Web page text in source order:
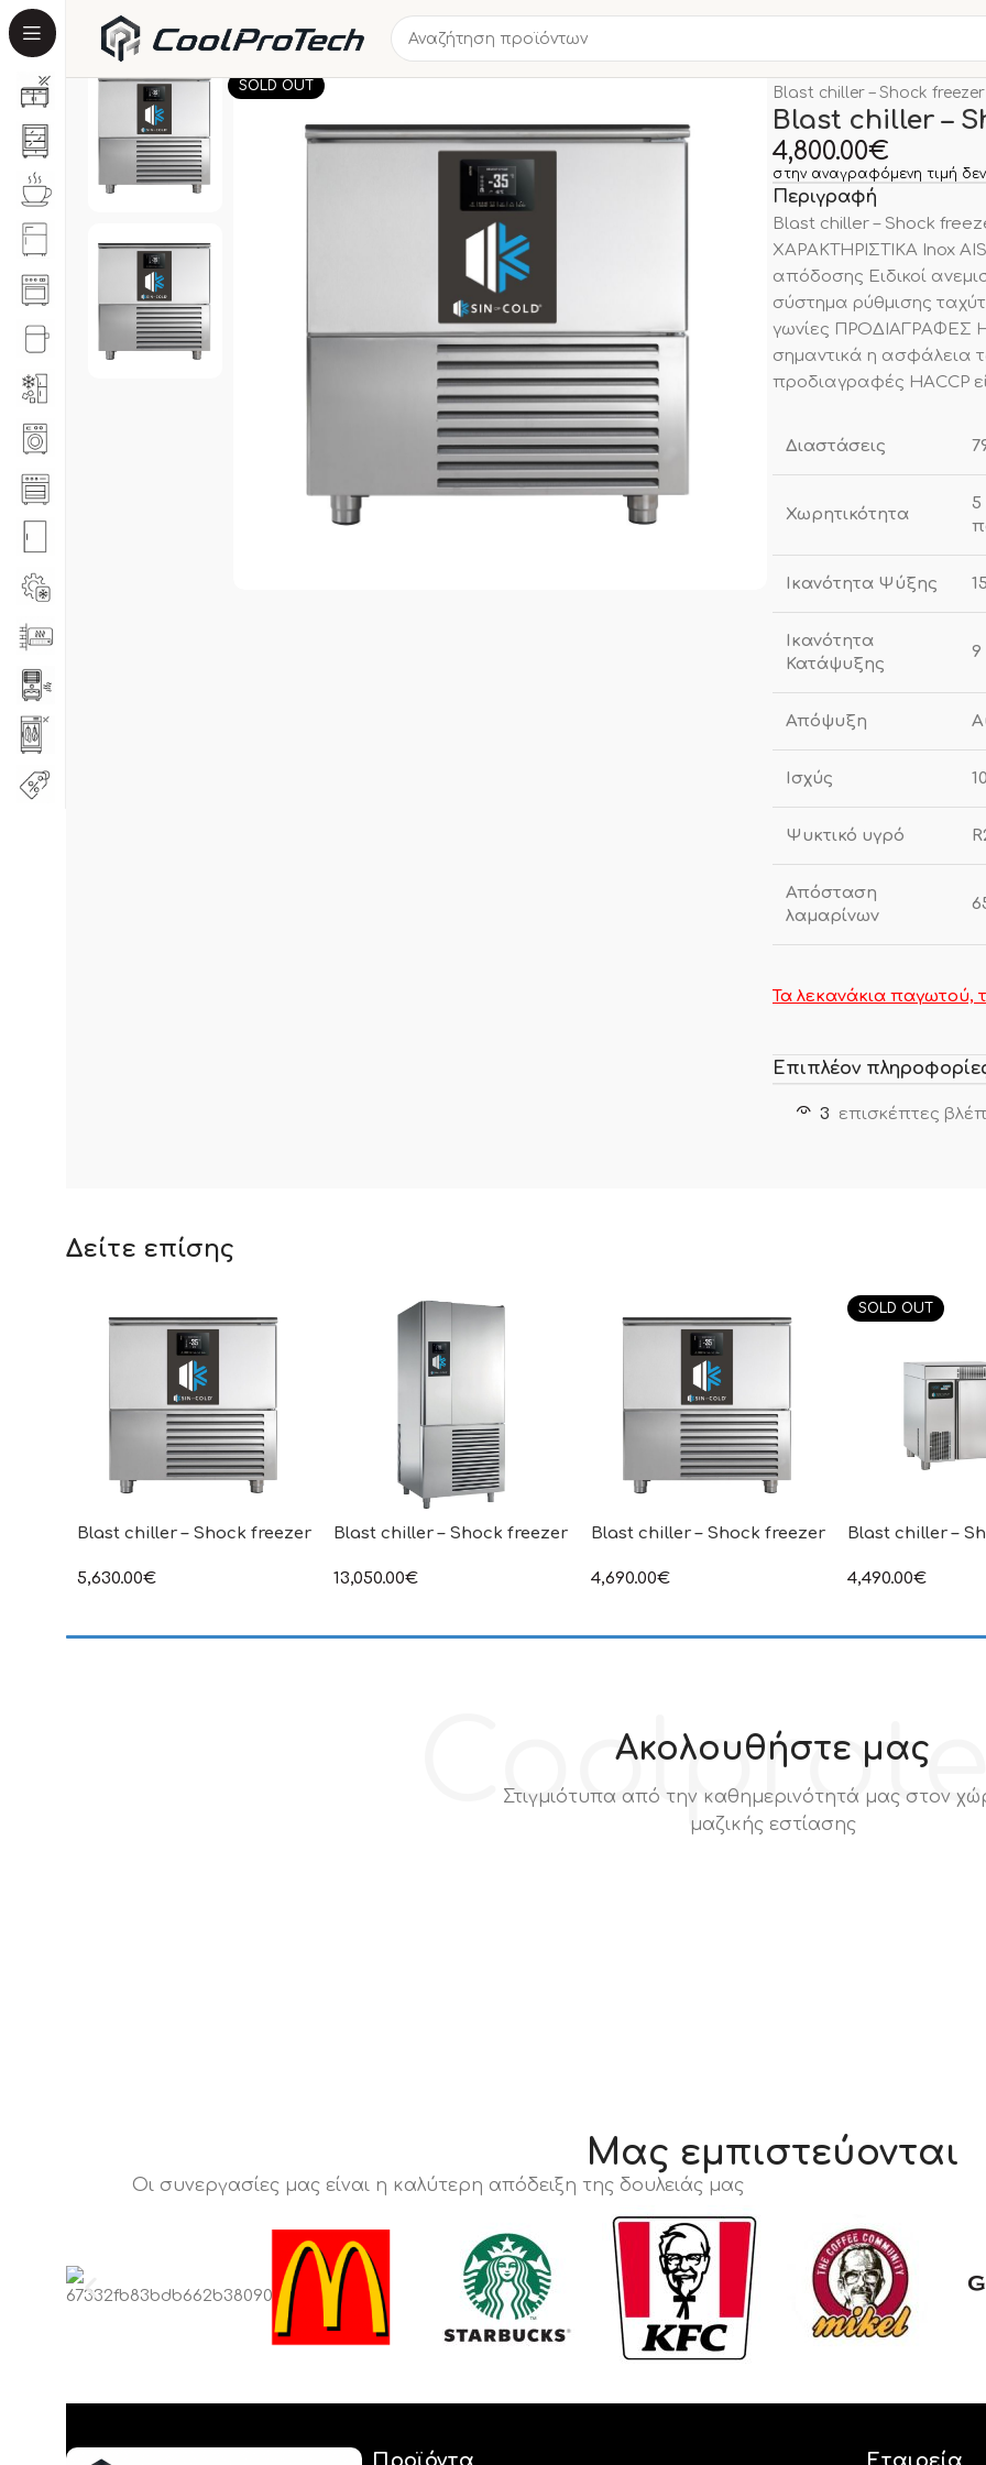
SOLD OUT
Blast chiller – Shock freezer
Blast chiller –
4,800.00€
στην αναγραφόμενη τιμή
Περιγραφή
Blast chiller – Shock
ΧΑΡΑΚΤΗΡΙΣΤΙΚΑ Inox
απόδοσης Ειδικοί
σύστημα ρύθμισης
γωνίες ΠΡΟΔΙΑΓΡΑΦΕΣ
σημαντικά η ασφάλεια
προδιαγραφές HACCP
Διαστάσεις
Χωρητικότητα
5
Ικανότητα Ψύξης
Ικανότητα
Κατάψυξης
9
Απόψυξη
Ισχύς
Ψυκτικό υγρό
Απόσταση
λαμαρίνων
Τα λεκανάκια παγωτού,
Επιπλέον
3 επισκέπτες
Δείτε επίσης
Blast chiller – Shock freezer
5,630.00€
Blast chiller – Shock freezer
13,050.00€
Blast chiller – Shock freezer
4,690.00€
SOLD OUT
Blast chiller –
4,490.00€
Ακολουθήστε μας
Στιγμιότυπα από την καθημερινότητά μας στον
μαζικής εστίασης
Μας εμπιστεύονται
Οι συνεργασίες μας είναι η καλύτερη απόδειξη της δουλειάς μας